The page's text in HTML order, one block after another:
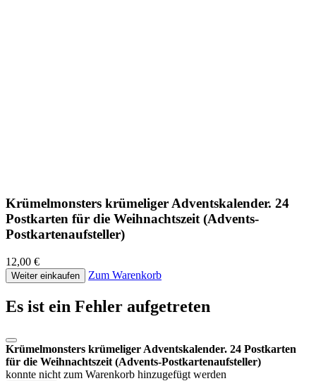
Krümelmonsters krümeliger Adventskalender. 24
Postkarten für die Weihnachtszeit (Advents-
Postkartenaufsteller)
12,00 €
Weiter einkaufen Zum Warenkorb
Es ist ein Fehler aufgetreten
Krümelmonsters krümeliger Adventskalender. 24 Postkarten
für die Weihnachtszeit (Advents-Postkartenaufsteller)
konnte nicht zum Warenkorb hinzugefügt werden